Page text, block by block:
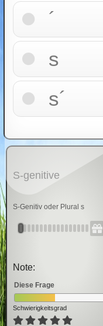
´
s
s´
S-genitive
S-Genitiv oder Plural s
Note:
Diese Frage
Schwierigkeitsgrad